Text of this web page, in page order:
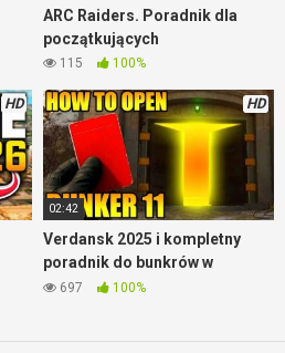
ARC Raiders. Poradnik dla
początkujących
115 100%
HD HD
02:42
Verdansk 2025 i kompletny
poradnik do bunkrów w
Warzone
697 100%